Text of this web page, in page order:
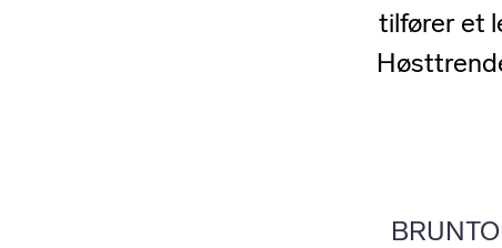
tilfører et